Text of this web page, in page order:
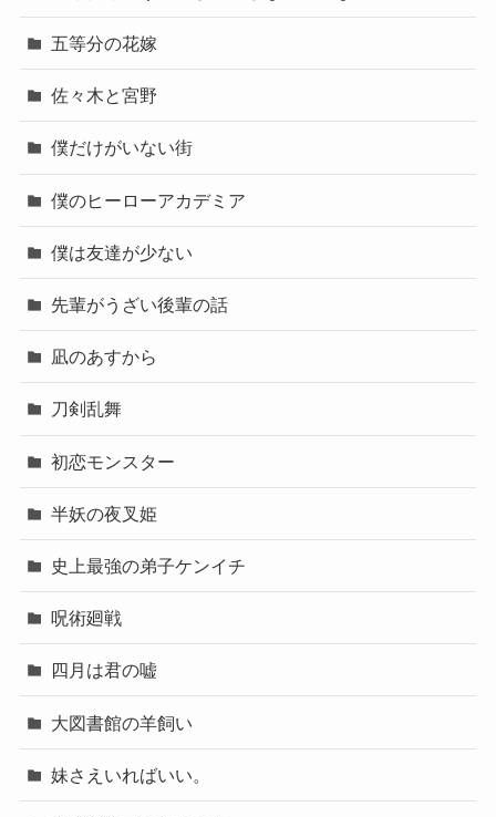
五等分の花嫁
佐々木と宮野
僕だけがいない街
僕のヒーローアカデミア
僕は友達が少ない
先輩がうざい後輩の話
凪のあすから
刀剣乱舞
初恋モンスター
半妖の夜叉姫
史上最強の弟子ケンイチ
呪術廻戦
四月は君の嘘
大図書館の羊飼い
妹さえいればいい。